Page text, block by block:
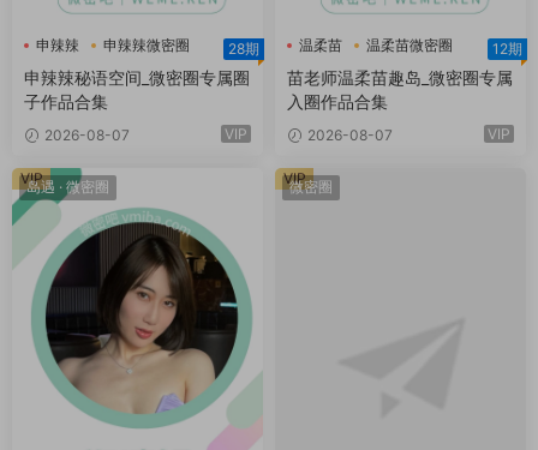
申辣辣
申辣辣微密圈
申辣辣秘语空间
28期
申辣辣秘语空间_微密圈专属圈
子作品合集
2026-08-07 VIP
温柔苗
温柔苗微密圈
温柔苗趣岛
12期
苗老师温柔苗趣岛_微密圈专属
入圈作品合集
2026-08-07 VIP
岛遇 · 微密圈
VIP 微密圈
VIP